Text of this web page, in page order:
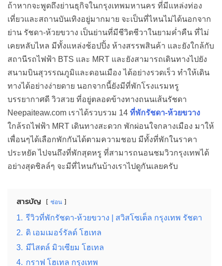
ถ้าหากจะพูดถึงย่านธุกิจในกรุงเทพมหานคร ที่มีแหล่งท่อง
เที่ยวและสถานบันเทิงอยู่มากมาย จะเป็นที่ไหนไม่ได้นอกจาก
ย่าน รัชดา-ห้วยขวาง เป็นย่านที่มีชีวิตชีวาในยามค่ำคืน ที่ไม่
เคยหลับไหล มีทั้งแหล่งช้อปปิ้ง ห้างสรรพสินค้า และยังใกล้กับ
สถานีรถไฟฟ้า BTS และ MRT และยังสามารถเดินทางไปยัง
สนามบินสุวรรณภูมิและดอนเมือง ได้อย่างรวดเร็ว ทำให้เดิน
ทางได้อย่างง่ายดาย นอกจากนี้ยังมีที่พักโรงแรมหรู
บรรยากาศดี วิวสวย ที่อยู่ตลอดข้างทางถนนเส้นรัชดา
Neepaiteaw.com เราได้รวบรวม 14 ที่พักรัชดา-ห้วยขวาง
ใกล้รถไฟฟ้า MRT เดินทางสะดวก พักผ่อนใจกลางเมือง มาให้
เพื่อนๆได้เลือกพักกันได้ตามความชอบ มีทั้งที่พักในราคา
ประหยัด ไปจนถึงที่พักสุดหรู ที่สามารถนอนชมวิวกรุงเทพได้
อย่างสุดชิลล์ๆ จะมีที่ไหนกันบ้างเราไปดูกันเลยครับ
สารบัญ ซ่อน
1. รีวิวที่พักรัชดา-ห้วยขวาง | สวิสโซเต็ล กรุงเทพ รัชดา
2. ดิ เอมเมอร์รัลด์ โฮเทล
3. มีไสตล์ มิวเซียม โฮเทล
4. กราฟ โฮเทล กรุงเทพ